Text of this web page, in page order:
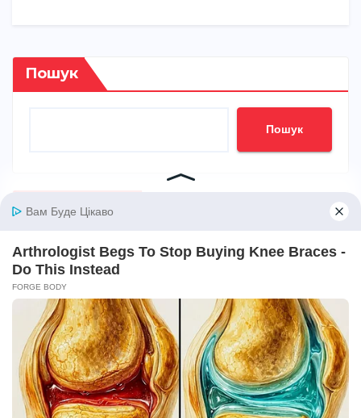
Пошук
Пошук
Недавні записи
Що таке фріланс у 2026 році: свобода,
відповідальність і реальні можливості
Коли закон набирає чинності в Україні
Скільки районів в Україні: повна картина
сучасного поділу